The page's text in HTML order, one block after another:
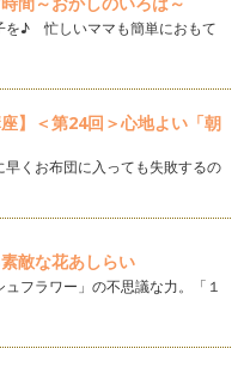
めましたね。とうもろこ
…
洗濯物も干せず、何と
なりました。そろそろ梅
ね…
がれ♪
り、新芽もたくさんお顔
を♪ 忙しいママも簡単におもて
】＜第24回＞心地よい「朝
早くお布団に入っても失敗するの
敵な花あしらい
フラワー」の不思議な力。「１